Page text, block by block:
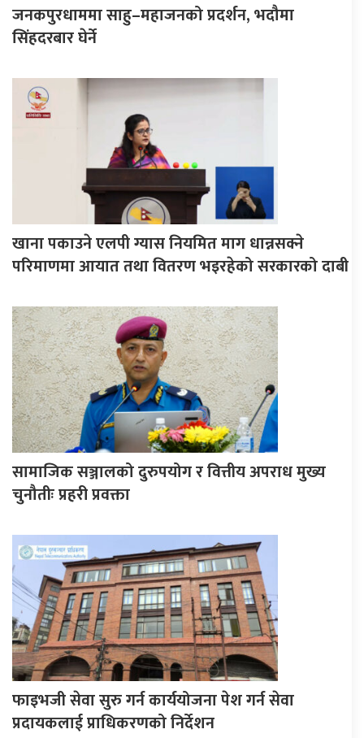
जनकपुरधाममा साहु–महाजनको प्रदर्शन, भदौमा
सिंहदरबार घेर्ने
खाना पकाउने एलपी ग्यास नियमित माग धान्नसक्ने
परिमाणमा आयात तथा वितरण भइरहेको सरकारको दाबी
सामाजिक सञ्जालको दुरुपयोग र वित्तीय अपराध मुख्य
चुनौतीः प्रहरी प्रवक्ता
फाइभजी सेवा सुरु गर्न कार्ययोजना पेश गर्न सेवा
प्रदायकलाई प्राधिकरणको निर्देशन